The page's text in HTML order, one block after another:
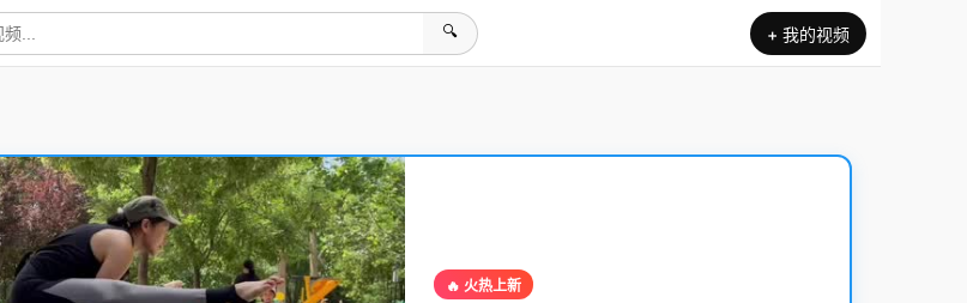
🔍 + 我的视频
🔥 火热上新